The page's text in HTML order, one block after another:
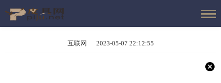
互联网 2023-05-07 22:12:55